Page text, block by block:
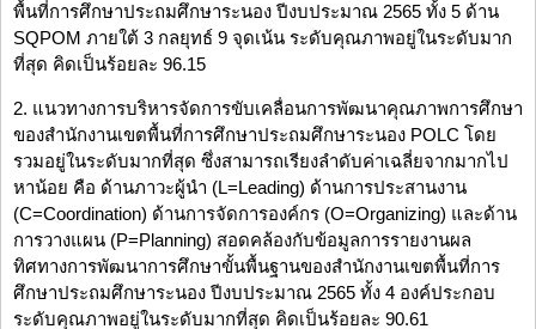
พื้นที่การศึกษาประถมศึกษาระนอง ปีงบประมาณ 2565 ทั้ง 5 ด้าน
SQPOM ภายใต้ 3 กลยุทธ์ 9 จุดเน้น ระดับคุณภาพอยู่ในระดับมาก
ที่สุด คิดเป็นร้อยละ 96.15
2. แนวทางการบริหารจัดการขับเคลื่อนการพัฒนาคุณภาพการศึกษา
ของสำนักงานเขตพื้นที่การศึกษาประถมศึกษาระนอง POLC โดย
รวมอยู่ในระดับมากที่สุด ซึ่งสามารถเรียงลำดับค่าเฉลี่ยจากมากไป
หาน้อย คือ ด้านภาวะผู้นำ (L=Leading) ด้านการประสานงาน
(C=Coordination) ด้านการจัดการองค์กร (O=Organizing) และด้าน
การวางแผน (P=Planning) สอดคล้องกับข้อมูลการรายงานผล
ทิศทางการพัฒนาการศึกษาขั้นพื้นฐานของสำนักงานเขตพื้นที่การ
ศึกษาประถมศึกษาระนอง ปีงบประมาณ 2565 ทั้ง 4 องค์ประกอบ
ระดับคุณภาพอยู่ในระดับมากที่สุด คิดเป็นร้อยละ 90.61